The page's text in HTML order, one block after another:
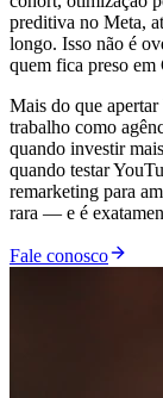
preditiva no Meta,
longo. Isso não é
quem fica preso em
Mais do que
trabalho como
quando investir
quando testar
remarketing para
rara — e é
Fale conosco